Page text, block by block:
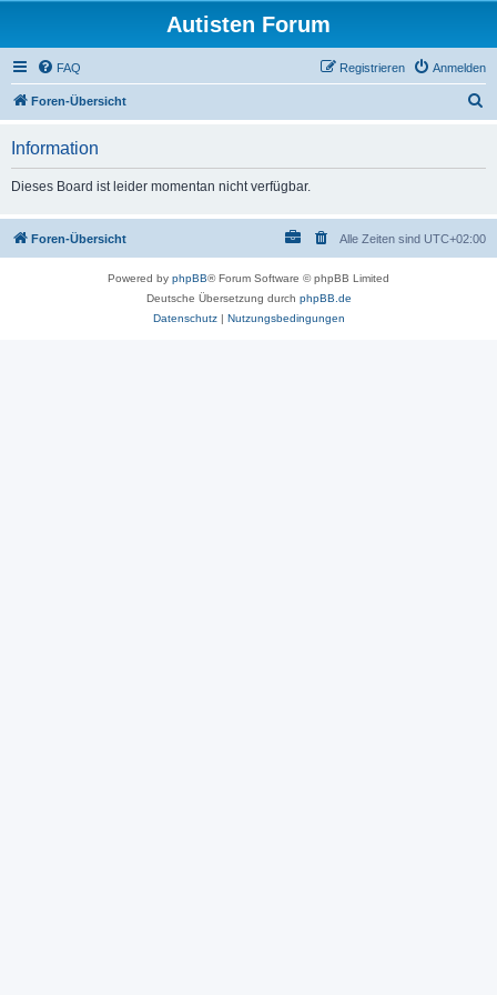
Autisten Forum
FAQ Anmelden
Registrieren
Foren-Übersicht
Information
Dieses Board ist leider momentan nicht verfügbar.
Foren-Übersicht Alle Zeiten sind UTC+02:00
Powered by phpBB® Forum Software © phpBB Limited
Deutsche Übersetzung durch phpBB.de
Datenschutz| Nutzungsbedingungen